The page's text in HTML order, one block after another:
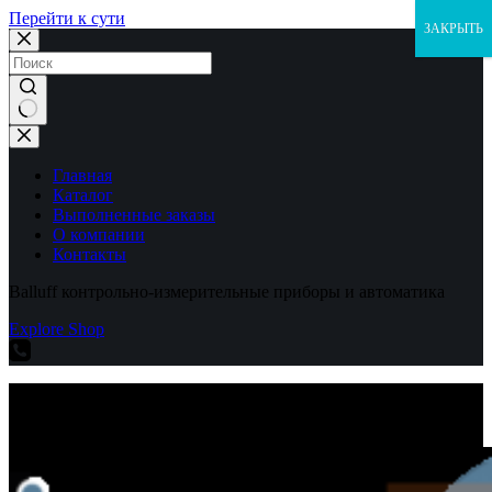
Перейти к сути
Ничего
не
найденоГлавная
Каталог
Выполненные заказы
О компании
Контакты
Balluff контрольно-измерительные приборы и автоматика
Explore Shop
ЗАКРЫТЬ